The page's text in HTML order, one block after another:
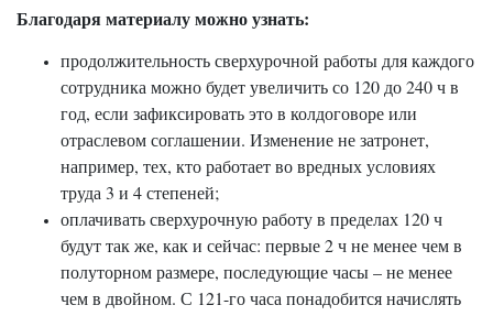
Благодаря материалу можно узнать:
продолжительность сверхурочной работы для каждого
сотрудника можно будет увеличить со 120 до 240 ч в
год, если зафиксировать это в колдоговоре или
отраслевом соглашении. Изменение не затронет,
например, тех, кто работает во вредных условиях
труда 3 и 4 степеней;
оплачивать сверхурочную работу в пределах 120 ч
будут так же, как и сейчас: первые 2 ч не менее чем в
полуторном размере, последующие часы – не менее
чем в двойном. С 121-го часа понадобится начислять